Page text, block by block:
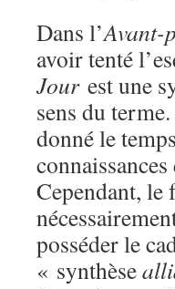
Dans l’Avant-
avoir tenté
Jourest une
sens du
donné le
Cependant, le
posséder le
« synthèse